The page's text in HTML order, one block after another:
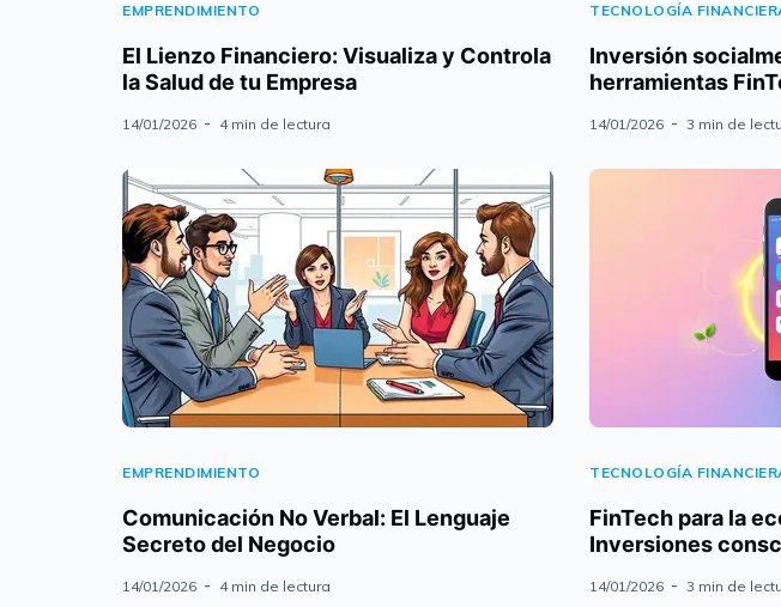
EMPRENDIMIENTO
El Lienzo Financiero: Visualiza y Controla
la Salud de tu Empresa
14/01/2026 4 min de lectura
TECNOLOGÍA
Inversión
herramientas
14/01/2026 3 min de
EMPRENDIMIENTO
Comunicación No Verbal: El Lenguaje
Secreto del Negocio
14/01/2026 4 min de lectura
TECNOLOGÍA
FinTech para la
Inversiones
14/01/2026 3 min de